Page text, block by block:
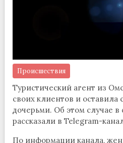
Происшествия
Туристический агент из
своих клиентов и оставила
дочерьми. Об этом случае в
рассказали в Telegram-
По информации канала,